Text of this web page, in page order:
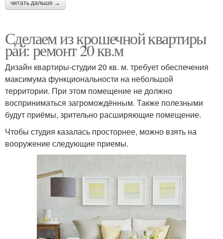
читать дальше →
Сделаем из крошечной квартиры
рай: ремонт 20 кв.м
Дизайн квартиры-студии 20 кв. м. требует обеспечения
максимума функциональности на небольшой
территории. При этом помещение не должно
восприниматься загромождённым. Также полезными
будут приёмы, зрительно расширяющие помещение.
Чтобы студия казалась просторнее, можно взять на
вооружение следующие приемы.